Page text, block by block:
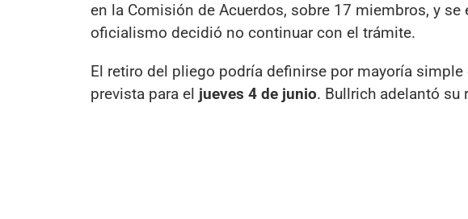
en la Comisión de Acuerdos, sobre 17 miembros, y
oficialismo decidió no continuar con el trámite.
El retiro del pliego podría definirse por mayoría
prevista para el jueves 4 de junio. Bullrich adelantó su